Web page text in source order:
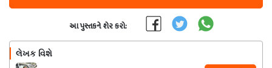
આ પુસ્તકને શેર કરો:
લેખક વિશે